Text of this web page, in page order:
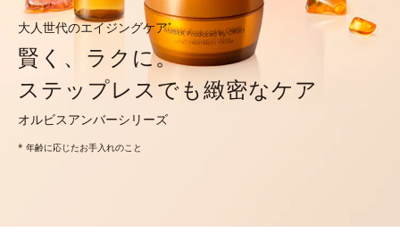
大人世代のエイジングケア*
賢く、ラクに。
ステップレスでも緻密なケア
オルビスアンバーシリーズ
* 年齢に応じたお手入れのこと